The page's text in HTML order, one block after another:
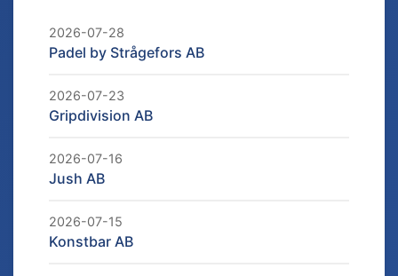
2026-07-28
Padel by Strågefors AB
2026-07-23
Gripdivision AB
2026-07-16
Jush AB
2026-07-15
Konstbar AB